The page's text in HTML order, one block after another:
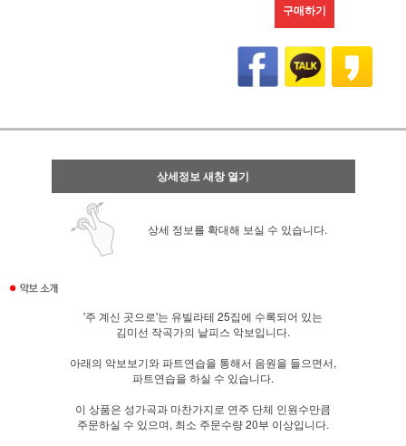
구매하기
상세정보 새창 열기
상세 정보를 확대해 보실 수 있습니다.
'주 계신 곳으로'는 유빌라테 25집에 수록되어 있는
김미선 작곡가의 낱피스 악보입니다.
아래의 악보보기와 파트연습을 통해서 음원을 들으면서,
파트연습을 하실 수 있습니다.
이 상품은 성가곡과 마찬가지로 연주 단체 인원수만큼
주문하실 수 있으며, 최소 주문수량 20부 이상입니다.